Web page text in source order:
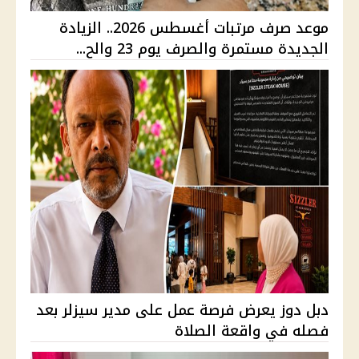
موعد صرف مرتبات أغسطس 2026.. الزيادة
الجديدة مستمرة والصرف يوم 23 والح...
دبل دوز يعرض فرصة عمل على مدير سيزلر بعد
فصله في واقعة الصلاة